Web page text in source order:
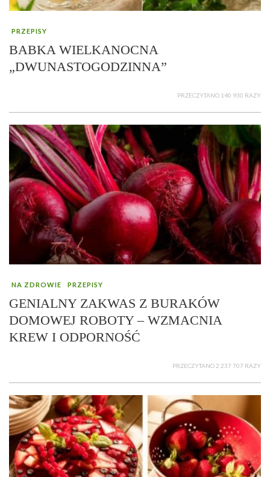
PRZEPISY
BABKA WIELKANOCNA
„DWUNASTOGODZINNA”
PRZECZYTANO 140 930 RAZY
NA ZDROWIE PRZEPISY
GENIALNY ZAKWAS Z BURAKÓW
DOMOWEJ ROBOTY – WZMACNIA
KREW I ODPORNOŚĆ
PRZECZYTANO 2 237 707 RAZY